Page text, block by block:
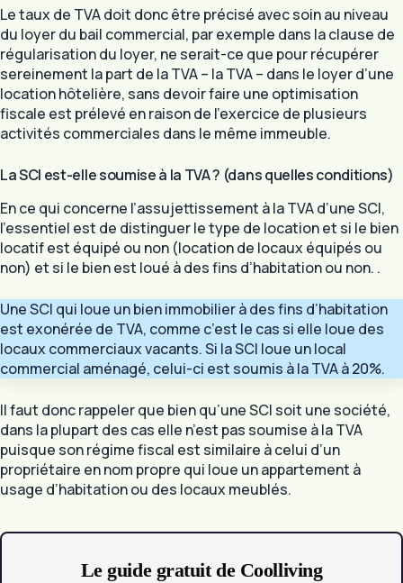
Le taux de TVA doit donc être précisé avec soin au niveau
du loyer du bail commercial, par exemple dans la clause de
régularisation du loyer, ne serait-ce que pour récupérer
sereinement la part de la TVA – la TVA – dans le loyer d’une
location hôtelière, sans devoir faire une optimisation
fiscale est prélevé en raison de l’exercice de plusieurs
activités commerciales dans le même immeuble.
La SCI est-elle soumise à la TVA ? (dans quelles conditions)
En ce qui concerne l’assujettissement à la TVA d’une SCI,
l’essentiel est de distinguer le type de location et si le bien
locatif est équipé ou non (location de locaux équipés ou
non) et si le bien est loué à des fins d’habitation ou non. .
Une SCI qui loue un bien immobilier à des fins d’habitation
est exonérée de TVA, comme c’est le cas si elle loue des
locaux commerciaux vacants. Si la SCI loue un local
commercial aménagé, celui-ci est soumis à la TVA à 20%.
Il faut donc rappeler que bien qu’une SCI soit une société,
dans la plupart des cas elle n’est pas soumise à la TVA
puisque son régime fiscal est similaire à celui d’un
propriétaire en nom propre qui loue un appartement à
usage d’habitation ou des locaux meublés.
Le guide gratuit de Coolliving